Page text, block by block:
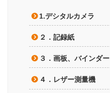
1.デシタルカメラ
２．記録紙
３．画板、バインダー
４．レザー測量機